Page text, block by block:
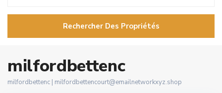
Rechercher Des Propriétés
milfordbettenc
milfordbettenc | milfordbettencourt@emailnetworkxyz.shop